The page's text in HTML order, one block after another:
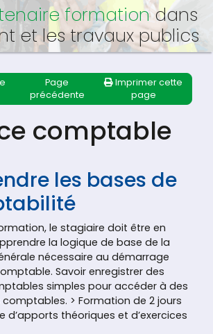
formationdans
et les travaux publics
Page
précédente
Imprimer cette
page
comptable
les bases de
le stagiaire doit être en
la logique de base de la
nécessaire au démarrage
Savoir enregistrer des
simples pour accéder à des
> Formation de 2 jours
d’apports théoriques et d’exercices